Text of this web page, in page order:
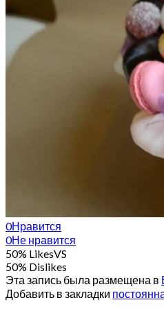
0Нравится
0Не нравится
50% LikesVS
50% Dislikes
Эта запись была размещена в
Добавить в закладки